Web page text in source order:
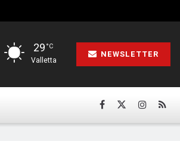
29°C
Valletta
NEWSLETTER